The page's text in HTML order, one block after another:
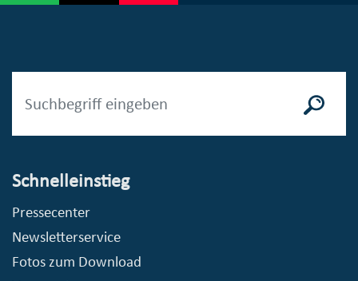
Schnelleinstieg
Pressecenter
Newsletterservice
Fotos zum Download